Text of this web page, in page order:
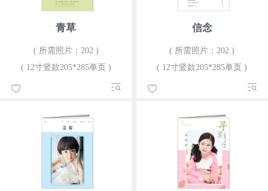
青草
( 所需照片：202 )
( 12寸竖款205*285单页 )
信念
( 所需照片：202 )
( 12寸竖款205*285单页 )